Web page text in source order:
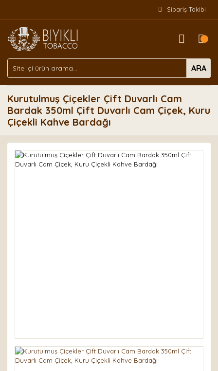
Sipariş Takibi
ARA
Kurutulmuş Çiçekler Çift Duvarlı Cam
Bardak 350ml Çift Duvarlı Cam Çiçek, Kuru
Çiçekli Kahve Bardağı